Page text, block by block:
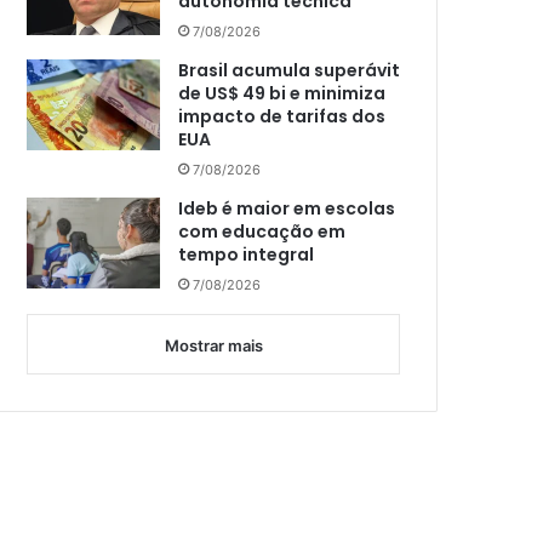
7/08/2026
Brasil acumula superávit
de US$ 49 bi e minimiza
impacto de tarifas dos
EUA
7/08/2026
Ideb é maior em escolas
com educação em
tempo integral
7/08/2026
Mostrar mais